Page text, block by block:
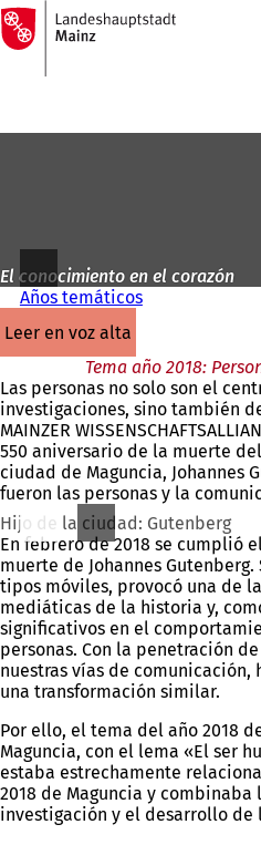
Saltar al contenido
A
la
página
El conocimiento en el corazón
Años temáticos
leer en voz alta
Tema año 2018:
Las personas no solo son el
investigaciones, sino también
MAINZER
550 aniversario de la muerte
ciudad de Maguncia, Johannes
fueron las personas y la
Hijo de la ciudad: Gutenberg
En febrero de 2018 se cumplió
muerte de Johannes
tipos móviles, provocó una de
mediáticas de la historia y,
significativos en el
personas. Con la penetración
nuestras vías de
una transformación similar.
Por ello, el tema del año 2018
Maguncia, con el lema «El ser
estaba estrechamente
2018 de Maguncia y
investigación y el desarrollo